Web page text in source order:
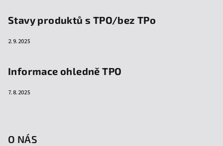
Stavy produktů s TPO/bez TPo
2.9.2025
Informace ohledně TPO
7.8.2025
O NÁS